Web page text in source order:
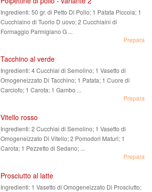
Ingredienti:50 gr. di Petto Di Pollo; 1 Patata Piccola; 1
Cucchiaino di Tuorlo D uovo; 2 Cucchiaini di
Formaggio Parmigiano G ...
Prepara
Tacchino al verde
Ingredienti:4 Cucchiai di Semolino; 1 Vasetto di
Omogeneizzato Di Tacchino; 1 Patata; 1 Cuore di
Carciofo; 1 Carota; 1 Gambo ...
Prepara
Vitello rosso
Ingredienti:2 Cucchiai di Semolino; 1 Vasetto di
Omogeneizzato Di Vitello; 2 Pomodori Maturi; 1
Carota; 1 Pezzetto di Sedano; ...
Prepara
Prosciutto al latte
Ingredienti: 1 Vasetto di Omogeneizzato Di Prosciutto;